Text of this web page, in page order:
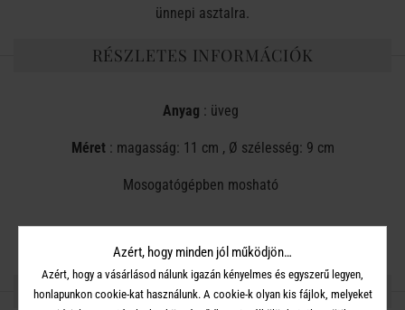
ünnepi asztalra.
RÉSZLETES INFORMÁCIÓK
Anyag : üveg
Méret : magasság: 11 cm , Ø szélesség: 9 cm
Mosogatógépben mosható
OSZD MEG MÁSOKKAL!
Azért, hogy minden jól működjön…
Azért, hogy a vásárlásod nálunk igazán kényelmes és egyszerű legyen,
honlapunkon cookie-kat használunk. A cookie-k olyan kis fájlok, melyeket